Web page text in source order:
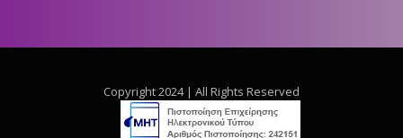
Copyright 2024 | All Rights Reserved